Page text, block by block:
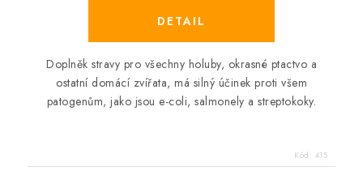
Doplněk stravy pro všechny holuby, okrasné ptactvo a
ostatní domácí zvířata, má silný účinek proti všem
patogenům, jako jsou e-coli, salmonely a streptokoky.
Kód: 415